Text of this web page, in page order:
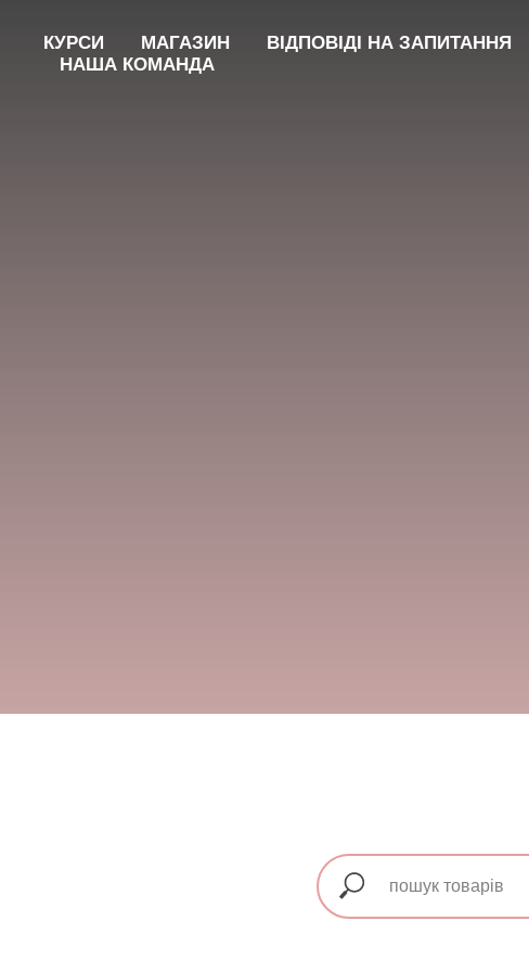
КУРСИ МАГАЗИН
ВІДПОВІДІ НА ЗАПИТАННЯ
НАША КОМАНДА